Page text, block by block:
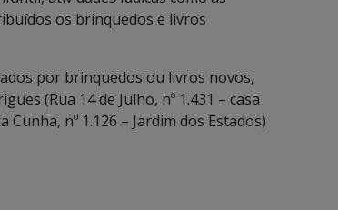
os brinquedos e livros
por brinquedos ou livros novos,
(Rua 14 de Julho, nº 1.431 – casa
nº 1.126 – Jardim dos Estados)